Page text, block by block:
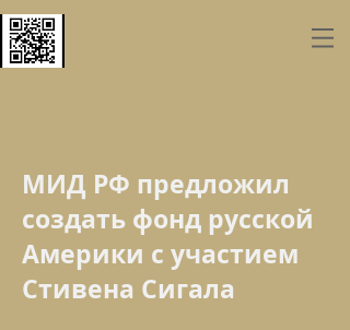
МИД РФ предложил
создать фонд русской
Америки с участием
Стивена Сигала